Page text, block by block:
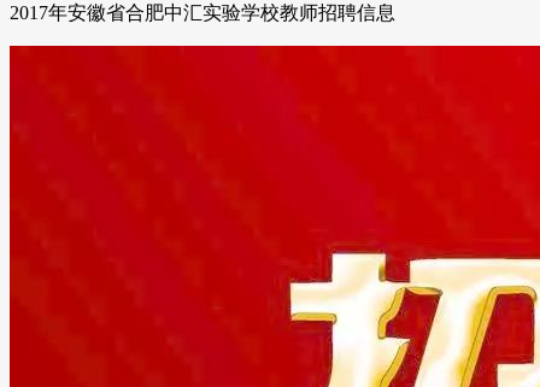
2017年安徽省合肥中汇实验学校教师招聘信息